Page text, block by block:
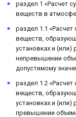
раздел 1 «Расчет
веществ в
раздел 1.1
веществ,
установках и (или)
непревышении
допустимому
раздел 1.2
веществ,
установках и (или)
превышении